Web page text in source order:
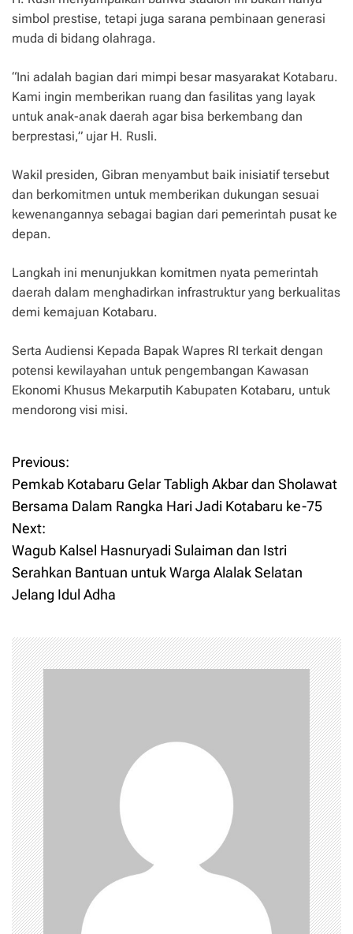
simbol prestise, tetapi juga sarana pembinaan generasi
muda di bidang olahraga.
“Ini adalah bagian dari mimpi besar masyarakat Kotabaru.
Kami ingin memberikan ruang dan fasilitas yang layak
untuk anak-anak daerah agar bisa berkembang dan
berprestasi,” ujar H. Rusli.
Wakil presiden, Gibran menyambut baik inisiatif tersebut
dan berkomitmen untuk memberikan dukungan sesuai
kewenangannya sebagai bagian dari pemerintah pusat ke
depan.
Langkah ini menunjukkan komitmen nyata pemerintah
daerah dalam menghadirkan infrastruktur yang berkualitas
demi kemajuan Kotabaru.
Serta Audiensi Kepada Bapak Wapres RI terkait dengan
potensi kewilayahan untuk pengembangan Kawasan
Ekonomi Khusus Mekarputih Kabupaten Kotabaru, untuk
mendorong visi misi.
P
o
s
t
n
a
v
i
g
a
t
i
o
n
Previous:
Pemkab Kotabaru Gelar Tabligh Akbar dan Sholawat
Bersama Dalam Rangka Hari Jadi Kotabaru ke-75
Next:
Wagub Kalsel Hasnuryadi Sulaiman dan Istri
Serahkan Bantuan untuk Warga Alalak Selatan
Jelang Idul Adha